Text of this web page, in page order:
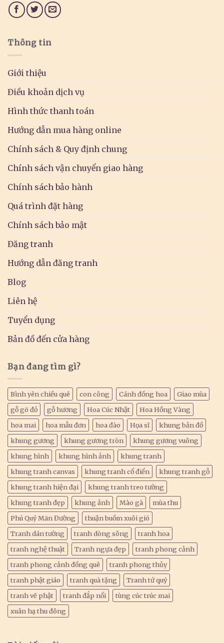
Thông tin
Giới thiệu
Điều khoản dịch vụ
Hình thức thanh toán
Hướng dẫn mua hàng online
Chính sách & Quy định chung
Chính sách vận chuyển giao hàng
Chính sách bảo hành
Quá trình đặt hàng
Chính sách bảo mật
Đăng tranh
Hướng dẫn đăng tranh
Blog
Liên hệ
Tuyển dụng
Bản đồ đến cửa hàng
Bạn đang tìm gì?
Bình yên chiều quê con công Cánh đồng hoa
Giao mùa
gỗ gõ đỏ
gỗ hương Hoa Cúc Nhật
Hoa Hồng Vàng
hoa mai
hoa mẫu đơn hoa đào Họa sĩ
khung bản đồ
khung gương
khung gương tròn
khung gương vuông
khung hình
khung hình ảnh
khung tranh
khung tranh canvas
khung tranh cổ điển
khung tranh gỗ
khung tranh hiện đại
khung tranh treo tường
khung tranh đẹp
khung ảnh Mào gà
mùa thu
Phú Quý Mãn Đường
thuận buồm xuôi gió
Tranh dán tường
tranh dòng sông
tranh hoa
tranh nghệ thuật
Tranh ngựa đẹp
tranh phong cảnh
tranh phong cảnh đồng quê
tranh phong thủy
tranh phật giáo
tranh quà tặng
Tranh tứ quý
tranh vẽ phật
tranh đắp nổi
tùng cúc trúc mai
xuân hạ thu đông